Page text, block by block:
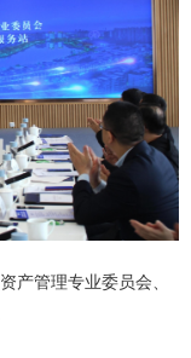
产管理专业委员会、